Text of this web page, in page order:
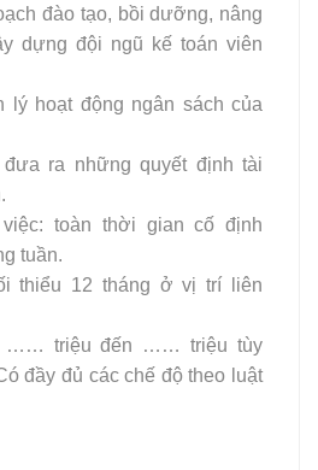
đào tạo, bồi dưỡng, nâng
dựng đội ngũ kế toán viên
lý hoạt động ngân sách của
đưa ra những quyết định tài
toàn thời gian cố định
tuần.
thiểu 12 tháng ở vị trí liên
…… triệu đến …… triệu tùy
đầy đủ các chế độ theo luật